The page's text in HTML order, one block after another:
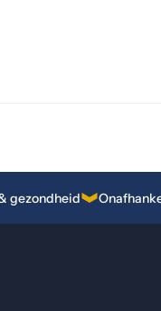
gezondheid